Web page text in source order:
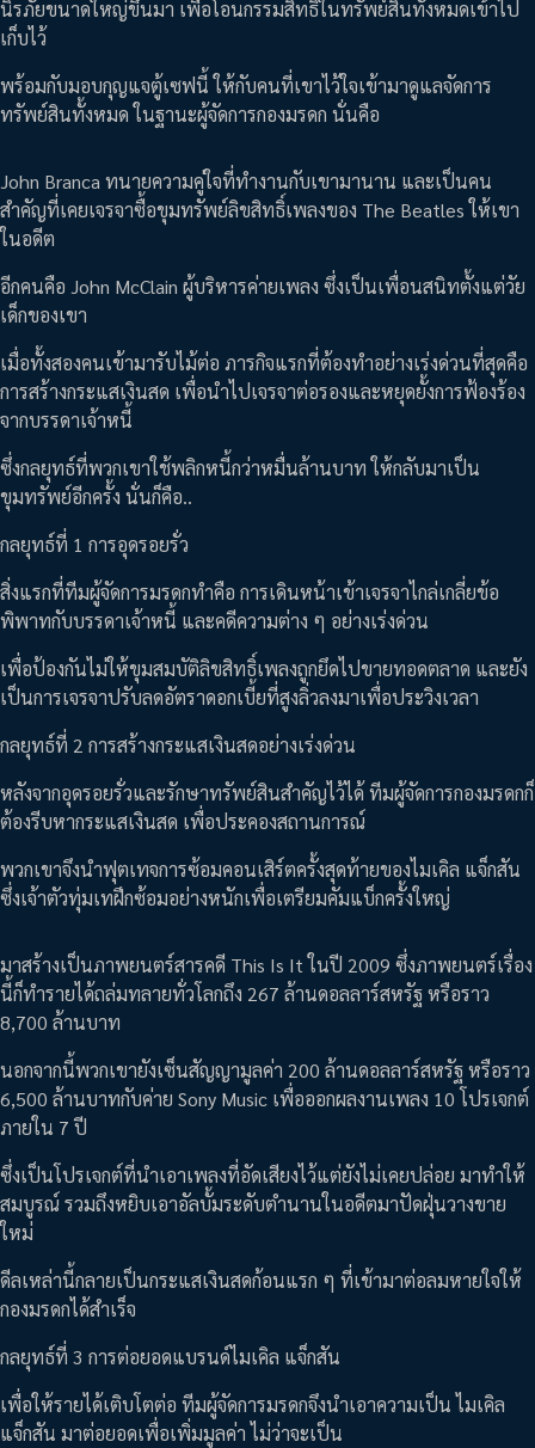
นิรภัยขนาดใหญ่ขึ้นมา เพื่อโอนกรรมสิทธิ์ในทรัพย์สินทั้งหมดเข้าไป
เก็บไว้
พร้อมกับมอบกุญแจตู้เซฟนี้ ให้กับคนที่เขาไว้ใจเข้ามาดูแลจัดการ
ทรัพย์สินทั้งหมด ในฐานะผู้จัดการกองมรดก นั่นคือ
John Branca ทนายความคู่ใจที่ทำงานกับเขามานาน และเป็นคน
สำคัญที่เคยเจรจาซื้อขุมทรัพย์ลิขสิทธิ์เพลงของ The Beatles ให้เขา
ในอดีต
อีกคนคือ John McClain ผู้บริหารค่ายเพลง ซึ่งเป็นเพื่อนสนิทตั้งแต่วัย
เด็กของเขา
เมื่อทั้งสองคนเข้ามารับไม้ต่อ ภารกิจแรกที่ต้องทำอย่างเร่งด่วนที่สุดคือ
การสร้างกระแสเงินสด เพื่อนำไปเจรจาต่อรองและหยุดยั้งการฟ้องร้อง
จากบรรดาเจ้าหนี้
ซึ่งกลยุทธ์ที่พวกเขาใช้พลิกหนี้กว่าหมื่นล้านบาท ให้กลับมาเป็น
ขุมทรัพย์อีกครั้ง นั่นก็คือ..
กลยุทธ์ที่ 1 การอุดรอยรั่ว
สิ่งแรกที่ทีมผู้จัดการมรดกทำคือ การเดินหน้าเข้าเจรจาไกล่เกลี่ยข้อ
พิพาทกับบรรดาเจ้าหนี้ และคดีความต่าง ๆ อย่างเร่งด่วน
เพื่อป้องกันไม่ให้ขุมสมบัติลิขสิทธิ์เพลงถูกยึดไปขายทอดตลาด และยัง
เป็นการเจรจาปรับลดอัตราดอกเบี้ยที่สูงลิ่วลงมาเพื่อประวิงเวลา
กลยุทธ์ที่ 2 การสร้างกระแสเงินสดอย่างเร่งด่วน
หลังจากอุดรอยรั่วและรักษาทรัพย์สินสำคัญไว้ได้ ทีมผู้จัดการกองมรดกก็
ต้องรีบหากระแสเงินสด เพื่อประคองสถานการณ์
พวกเขาจึงนำฟุตเทจการซ้อมคอนเสิร์ตครั้งสุดท้ายของไมเคิล แจ็กสัน
ซึ่งเจ้าตัวทุ่มเทฝึกซ้อมอย่างหนักเพื่อเตรียมคัมแบ็กครั้งใหญ่
มาสร้างเป็นภาพยนตร์สารคดี This Is It ในปี 2009 ซึ่งภาพยนตร์เรื่อง
นี้ก็ทำรายได้ถล่มทลายทั่วโลกถึง 267 ล้านดอลลาร์สหรัฐ หรือราว
8,700 ล้านบาท
นอกจากนี้พวกเขายังเซ็นสัญญามูลค่า 200 ล้านดอลลาร์สหรัฐ หรือราว
6,500 ล้านบาทกับค่าย Sony Music เพื่อออกผลงานเพลง 10 โปรเจกต์
ภายใน 7 ปี
ซึ่งเป็นโปรเจกต์ที่นำเอาเพลงที่อัดเสียงไว้แต่ยังไม่เคยปล่อย มาทำให้
สมบูรณ์ รวมถึงหยิบเอาอัลบั้มระดับตำนานในอดีตมาปัดฝุ่นวางขาย
ใหม่
ดีลเหล่านี้กลายเป็นกระแสเงินสดก้อนแรก ๆ ที่เข้ามาต่อลมหายใจให้
กองมรดกได้สำเร็จ
กลยุทธ์ที่ 3 การต่อยอดแบรนด์ไมเคิล แจ็กสัน
เพื่อให้รายได้เติบโตต่อ ทีมผู้จัดการมรดกจึงนำเอาความเป็น ไมเคิล
แจ็กสัน มาต่อยอดเพื่อเพิ่มมูลค่า ไม่ว่าจะเป็น